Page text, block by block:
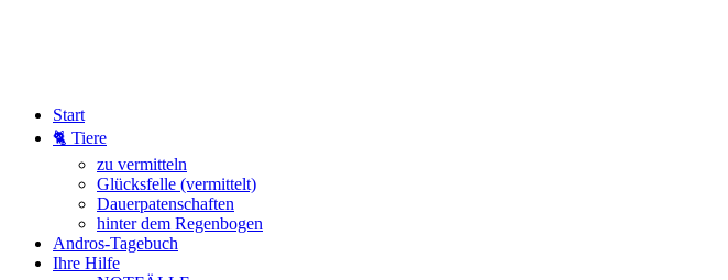
Start
🐈 Tiere
zu vermitteln
Glücksfelle (vermittelt)
Dauerpatenschaften
hinter dem Regenbogen
Andros-Tagebuch
Ihre Hilfe